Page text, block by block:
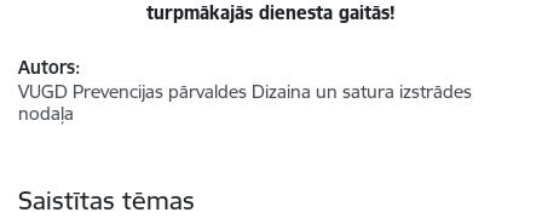
turpmākajās dienesta gaitās!
Autors:
VUGD Prevencijas pārvaldes Dizaina un satura izstrādes
nodaļa
Saistītas tēmas